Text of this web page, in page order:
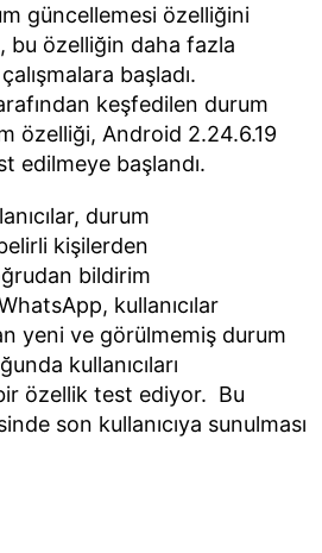
güncellemesi özelliğini
, bu özelliğin daha fazla
başladı.
keşfedilen durum
özelliği, Android 2.24.6.19
edilmeye başlandı.
durum
kişilerden
bildirim
kullanıcılar
yeni ve görülmemiş durum
kullanıcıları
özellik test ediyor. Bu
son kullanıcıya sunulması